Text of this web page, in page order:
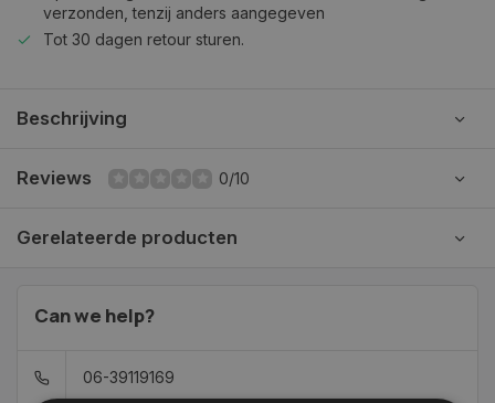
verzonden, tenzij anders aangegeven
Tot 30 dagen retour sturen.
Beschrijving
Reviews 0/10
Gerelateerde producten
Can we help?
06-39119169